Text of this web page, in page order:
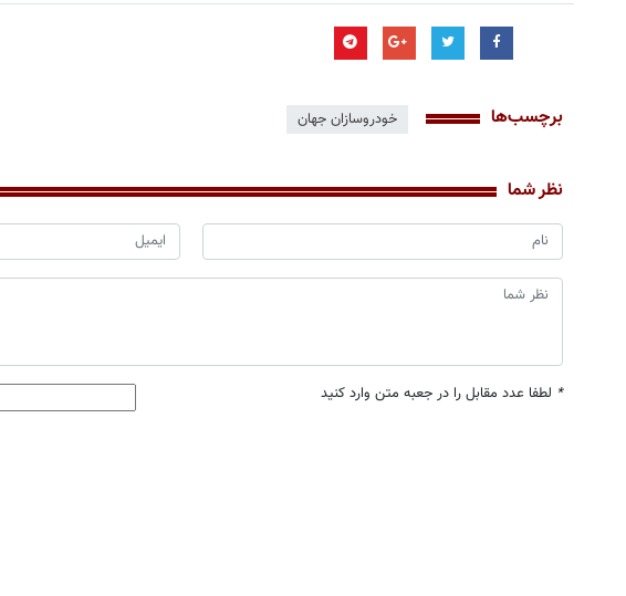
برچسب‌ها خودروسازان جهان
نظر شما
* لطفا عدد مقابل را در جعبه متن وارد کنید